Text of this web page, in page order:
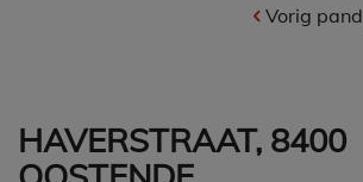
Vorig pand
HAVERSTRAAT, 8400